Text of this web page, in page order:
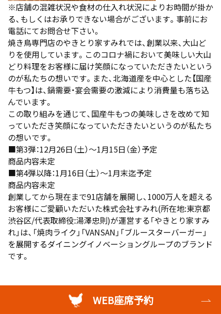
※店舗の混雑状況や食材の仕入れ状況によりお時間が掛か
る、もしくはお承りできない場合がございます。事前にお
電話にてお問合せ下さい。
焼き鳥専門店のやきとり家すみれでは、創業以来、大山ど
りを使用しています。このコロナ禍において美味しい大山
どり料理をお客様に届け笑顔になっていただきたいという
のが私たちの想いです。また、北海道産を中心とした【国産
牛もつ】は、鍋需要・宴会需要の激減により消費量も落ち込
んでいます。
この取り組みを通じて、国産牛もつの美味しさを改めて知
っていただき笑顔になっていただきたいというのが私たち
の想いです。
■第3弾：12月26日（土）～1月15日（金）予定
商品内容未定
■第4弾以降：1月16日（土）～1月末迄予定
商品内容未定
創業してから現在まで91店舗を展開し、1000万人を超える
お客様にご愛顧いただいた株式会社すみれ(所在地:東京都
渋谷区/代表取締役:湯澤忠則)が運営する「やきとり家すみ
れ」は、「焼肉ライク」「VANSAN」「ブルースターバーガー」
を展開するダイニングイノベーショングループのブランド
です。
WEB座席予約